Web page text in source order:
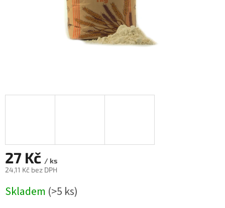
27 Kč / ks
24,11 Kč bez DPH
cena:
Skladem (>5 ks)